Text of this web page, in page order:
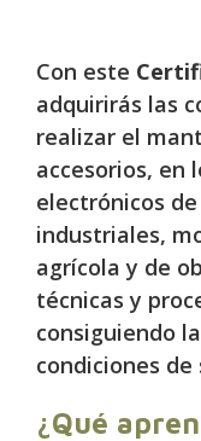
Con este
adquirirás las
realizar el
accesorios, en
electrónicos
industriales,
agrícola y de
técnicas y
consiguiendo
condiciones de
¿Qué